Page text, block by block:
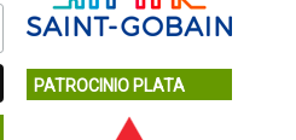
PATROCINIO PLATA